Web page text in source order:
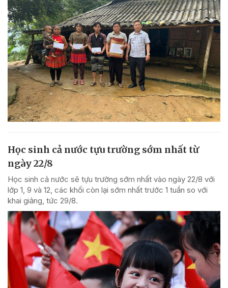
Học sinh cả nước tựu trường sớm nhất từ
ngày 22/8
Học sinh cả nước sẽ tựu trường sớm nhất vào ngày 22/8 với
lớp 1, 9 và 12, các khối còn lại sớm nhất trước 1 tuần so với
khai giảng, tức 29/8.